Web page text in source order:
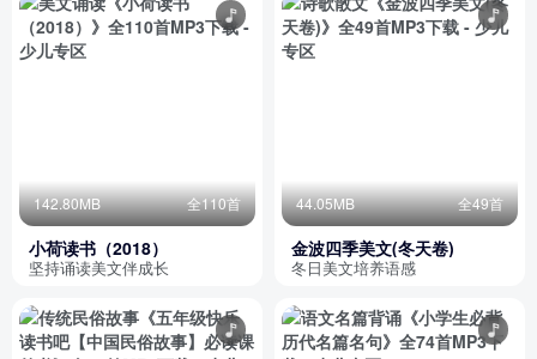
142.80MB 全110首
小荷读书（2018）
坚持诵读美文伴成长
44.05MB 全49首
金波四季美文(冬天卷)
冬日美文培养语感